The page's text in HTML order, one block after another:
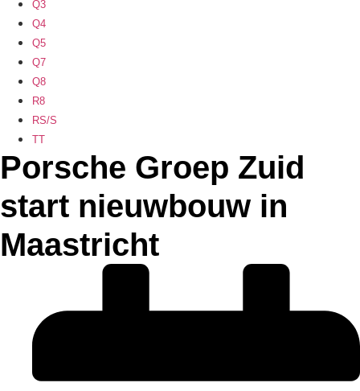
Q3
Q4
Q5
Q7
Q8
R8
RS/S
TT
Porsche Groep Zuid
start nieuwbouw in
Maastricht